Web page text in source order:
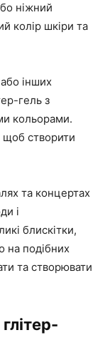
ніжний
колір шкіри та
інших
гель з
кольорами.
щоб створити
та концертах
і
блискітки,
на подібних
та створювати